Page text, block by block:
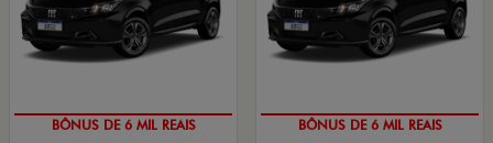
BÔNUS DE 6 MIL REAIS BÔNUS DE 6 MIL REAIS